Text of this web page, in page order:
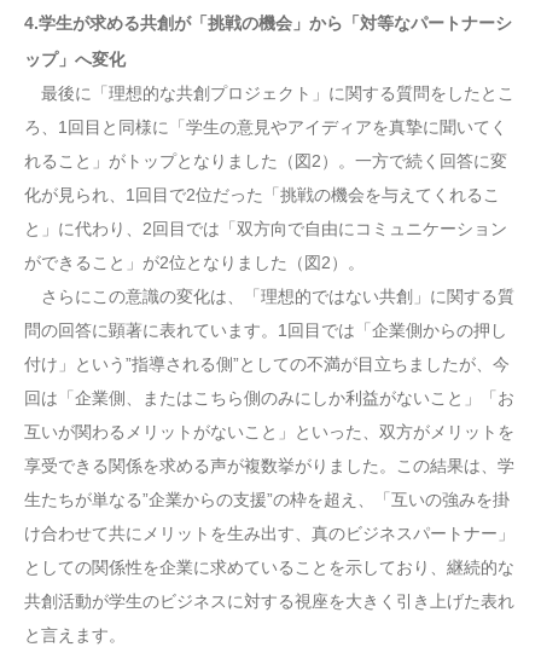
4.学生が求める共創が「挑戦の機会」から「対等なパートナーシ
ップ」へ変化
最後に「理想的な共創プロジェクト」に関する質問をしたとこ
ろ、1回目と同様に「学生の意見やアイディアを真摯に聞いてく
れること」がトップとなりました（図2）。一方で続く回答に変
化が見られ、1回目で2位だった「挑戦の機会を与えてくれるこ
と」に代わり、2回目では「双方向で自由にコミュニケーション
ができること」が2位となりました（図2）。
さらにこの意識の変化は、「理想的ではない共創」に関する質
問の回答に顕著に表れています。1回目では「企業側からの押し
付け」という”指導される側”としての不満が目立ちましたが、今
回は「企業側、またはこちら側のみにしか利益がないこと」「お
互いが関わるメリットがないこと」といった、双方がメリットを
享受できる関係を求める声が複数挙がりました。この結果は、学
生たちが単なる”企業からの支援”の枠を超え、「互いの強みを掛
け合わせて共にメリットを生み出す、真のビジネスパートナー」
としての関係性を企業に求めていることを示しており、継続的な
共創活動が学生のビジネスに対する視座を大きく引き上げた表れ
と言えます。